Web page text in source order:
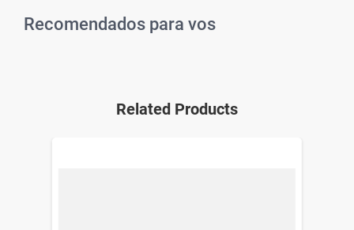
Recomendados para vos
Related Products